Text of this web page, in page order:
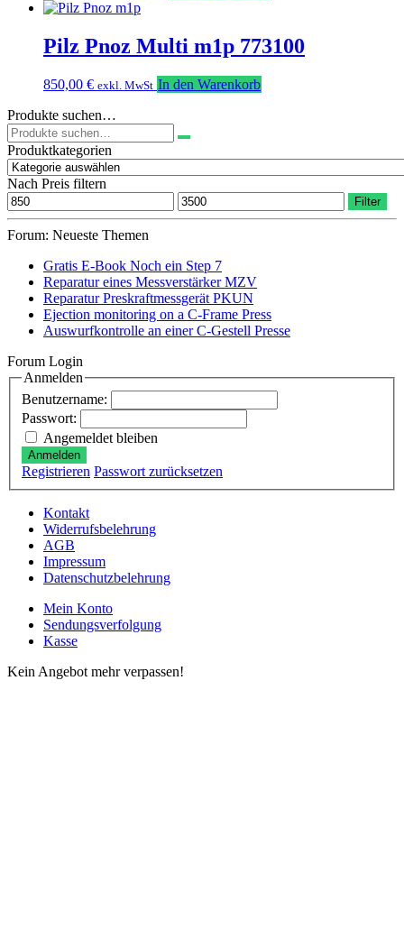
Pilz Pnoz Multi m1p 773100
850,00 € exkl. MwSt In den Warenkorb
Produkte suchen…
Suchen
nach:
Produktkategorien
Nach Preis filtern
Min.
Preis
Max.
Preis
Filter
Forum: Neueste Themen
Gratis E-Book Noch ein Step 7
Reparatur eines Messverstärker MZV
Reparatur Preskraftmessgerät PKUN
Ejection monitoring on a C-Frame Press
Auswurfkontrolle an einer C-Gestell Presse
Forum Login
Anmelden
Benutzername:
Passwort:
Angemeldet bleiben
Anmelden
Registrieren Passwort zurücksetzen
Kontakt
Widerrufsbelehrung
AGB
Impressum
Datenschutzbelehrung
Mein Konto
Sendungsverfolgung
Kasse
Kein Angebot mehr verpassen!